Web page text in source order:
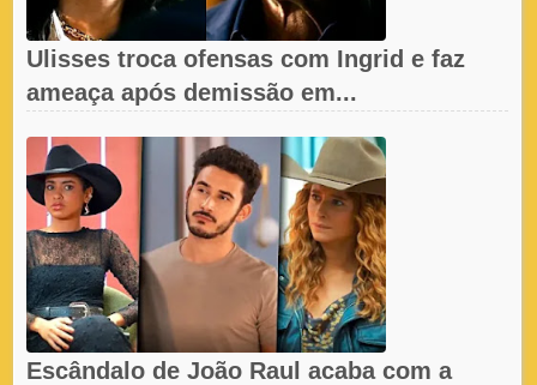
Ulisses troca ofensas com Ingrid e faz
ameaça após demissão em...
Escândalo de João Raul acaba com a